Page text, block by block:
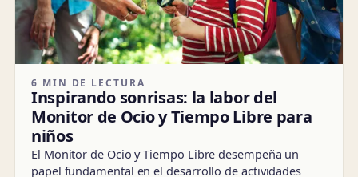
6 MIN DE LECTURA
Inspirando sonrisas: la labor del
Monitor de Ocio y Tiempo Libre para
niños
El Monitor de Ocio y Tiempo Libre desempeña un
papel fundamental en el desarrollo de actividades